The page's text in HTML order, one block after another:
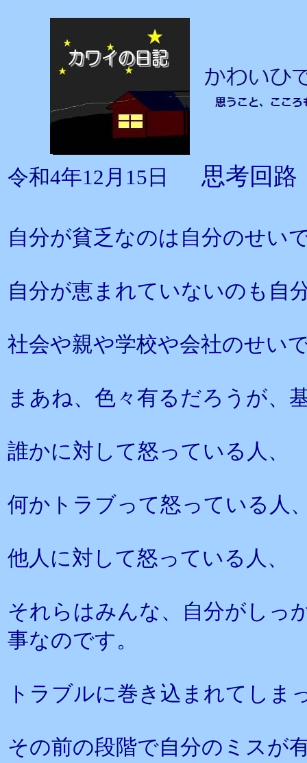
令和4年12月15日 思考回
自分が貧乏なのは自分のせい
自分が恵まれていないのも自
社会や親や学校や会社のせい
まあね、色々有るだろうが、
誰かに対して怒っている人、
何かトラブって怒っている人
他人に対して怒っている人、
それらはみんな、自分がしっ
事なのです。
トラブルに巻き込まれてしま
その前の段階で自分のミスが